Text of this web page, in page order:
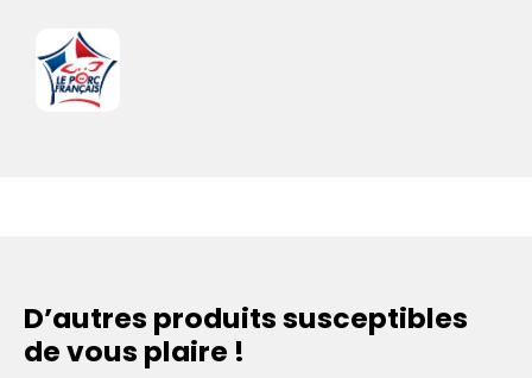
D’autres produits susceptibles
de vous plaire !